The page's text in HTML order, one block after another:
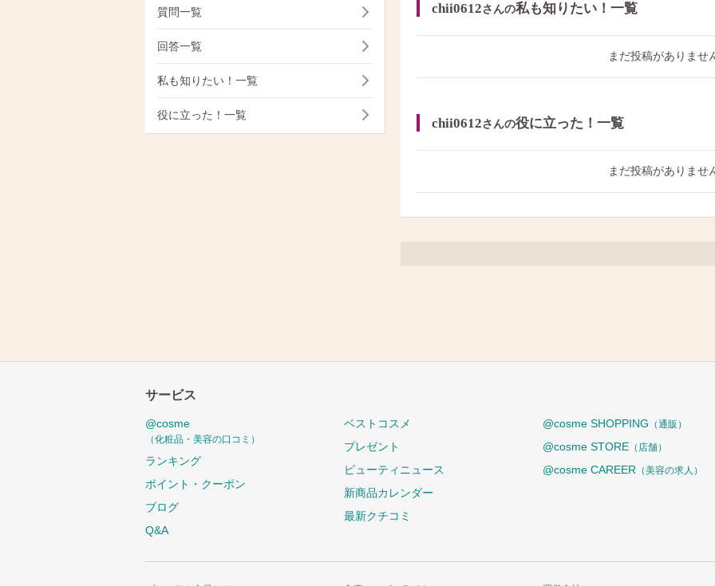
chii0612さんの私も知りたい！一覧
まだ投稿がありませ
chii0612さんの役に立った！一覧
まだ投稿がありませ
質問一覧
回答一覧
私も知りたい！一覧
役に立った！一覧
サービス
@cosme
（化粧品・美容の口コミ）
ランキング
ポイント・クーポン
ブログ
Q&A
ベストコスメ
プレゼント
ビューティニュース
新商品カレンダー
最新クチコミ
@cosme SHOPPING （通販）
@cosme STORE （店舗）
@cosme CAREER （美容の求人）